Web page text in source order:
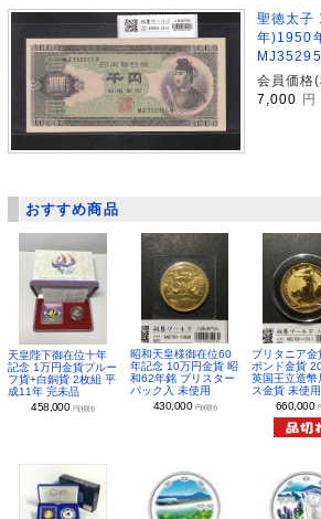
聖徳太子
年)1950
会員価格(
7,000 円
おすすめ商品
天皇陛下御在位十年
記念 1万円金貨プルー
フ貨+白銅貨 2枚組 平
成11年 完未品
458,000 円(税別)
昭和天皇様御在位60
年記念 10万円金貨 昭
和62年銘 ブリスター
パック入 未使用
430,000 円(税別)
ブリタニア
ポンド金貨
英国王立造幣
ス金貨 未使用
660,000